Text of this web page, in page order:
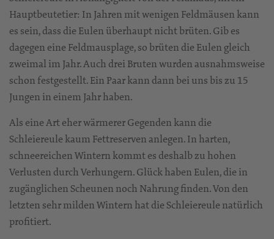
Hauptbeutetier: In Jahren mit wenigen Feldmäusen kann
es sein, dass die Eulen überhaupt nicht brüten. Gib es
dagegen eine Feldmausplage, so brüten die Eulen gleich
zweimal im Jahr. Auch drei Bruten wurden ausnahmsweise
schon festgestellt. Ein Paar kann dann bei uns bis zu 15
Jungen in einem Jahr haben.
Als eine Art eher wärmerer Gegenden kann die
Schleiereule kaum Fettreserven anlegen. In harten,
schneereichen Wintern kommt es deshalb zu hohen
Verlusten durch Verhungern. Glück haben Eulen, die in
zugänglichen Scheunen noch Nahrung finden. Von den
letzten sehr milden Wintern hat die Schleiereule natürlich
profitiert.